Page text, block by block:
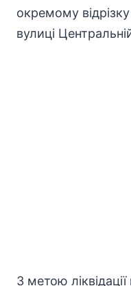
окремому
вулиці
З метою